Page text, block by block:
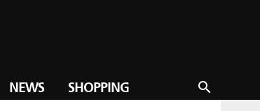
search
NEWS SHOPPING